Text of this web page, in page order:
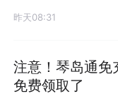
昨天08:31
注意！琴岛通免
免费领取了